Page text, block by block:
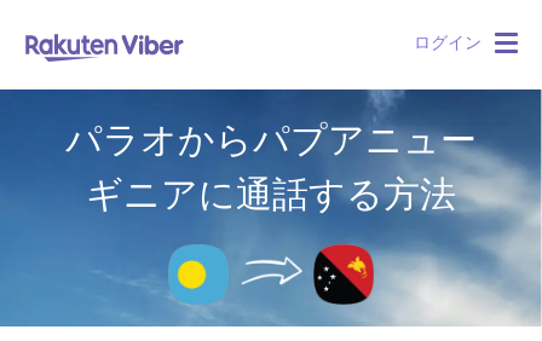
ログイン
パラオからパプアニュー
ギニアに通話する方法